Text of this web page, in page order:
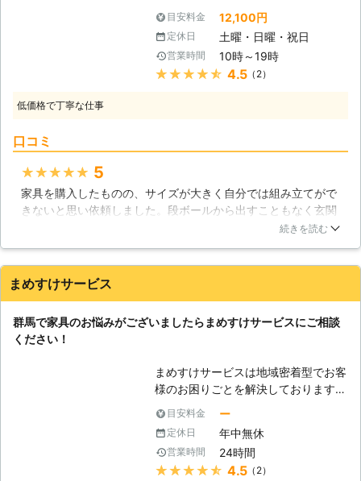
動を行わせて頂いてきた実績のある会
社であり、現場経験の多い優秀なスタ
ッフが揃っております。親しみやすい
サービスをご用意してお客様満足度の
高い作業を提供させて頂きますので、
するのですが、組み立てなどで間違っ
たやり方をしてしまったり、無理して
行う事で一部の部品を破損させてしま
えば利点を活かす事が出来なくなって
しまいます。私たちはこの様な業務に
げさせて頂いているのです。 【思い
出深い家具】 家具は家具でも、思い
いる物など、お客様にとっては非常に
価値観の高い家具は存在するかと思わ
れます。大切な物をキズ付けてしまっ
たり、粗末に扱ってしまえば大きな後
悔となってしまうのではないでしょう
か。そんなお悩みを持つお方にも、私
たちが全力でサポートさせて頂きま
目安料金 12,100円
定休日 土曜・日曜・祝日
営業時間 10時～19時
★★★★★ 4.5（2）
低価格で丁寧な仕事
口コミ
★★★★★ 5
家具を購入したものの、サイズが大きく自分では組み立てがで
きないと思い依頼しました。段ボールから出すこともなく玄関
に放置してたものを、作業に来られてすぐ、設置する場所に運
たため不信感も感じませんでした。完成後も出来がとても綺麗
で感動しました。設置後も速やかに片付けて無駄なく感心しま
東京都 練馬区
続きを読む
まめすけサービス
群馬で家具のお悩みがございましたらまめすけサービスにご相談
ください！
まめすけサービスは地域密着型でお客
様のお困りごとを解決しております。
ご家庭のお悩みには幅広く対応させて
いただいている当社ですが、家具組立
や家具移動といった精密かつ力作業と
なる場合でも、お客様のご要望に応じ
て、徹底サポートさせていただきま
目安料金 ー
定休日 年中無休
営業時間 24時間
★★★★★ 4.5（2）